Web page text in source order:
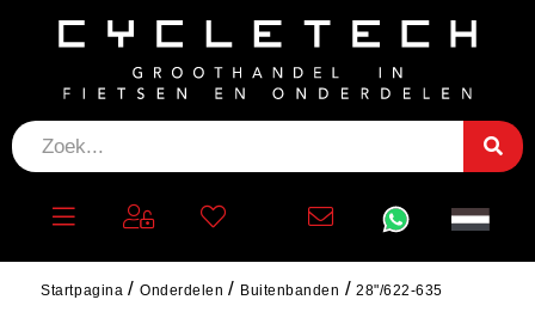
Startpagina Onderdelen Buitenbanden
28"/622-635